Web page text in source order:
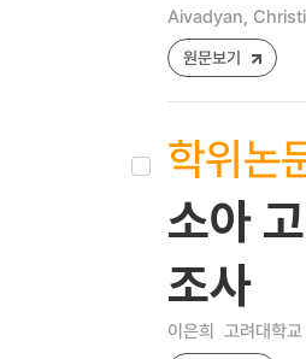
Aivadyan,
원문보기
학위논
소아
조사
이은희 고려대학